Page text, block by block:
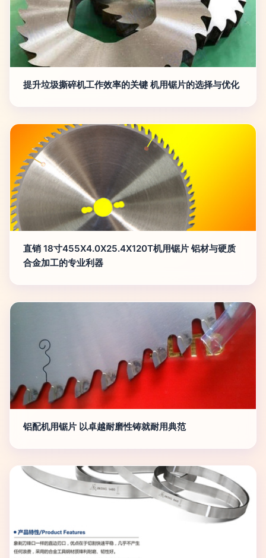
提升垃圾撕碎机工作效率的关键 机用锯片的选择与优化
直销 18寸455X4.0X25.4X120T机用锯片 铝材与硬质
合金加工的专业利器
铝配机用锯片 以卓越耐磨性铸就耐用典范